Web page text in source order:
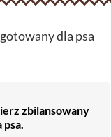
zbilansowany
psa.